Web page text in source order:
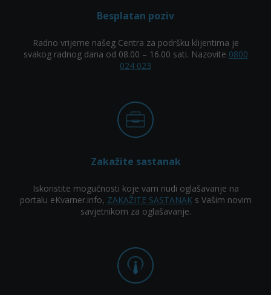
Besplatan poziv
Radno vrijeme našeg Centra za podršku klijentima je
svakog radnog dana od 08.00 – 16.00 sati. Nazovite 0800
024 023
Zakažite sastanak
Iskoristite mogućnosti koje vam nudi oglašavanje na
portalu eKvarner.info, ZAKAŽITE SASTANAKs Vašim novim
savjetnikom za oglašavanje.